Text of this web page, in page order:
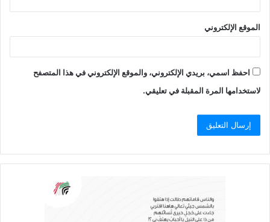
الموقع الإلكتروني
احفظ اسمي، بريدي الإلكتروني، والموقع الإلكتروني في هذا المتصفح
لاستخدامها المرة المقبلة في تعليقي.